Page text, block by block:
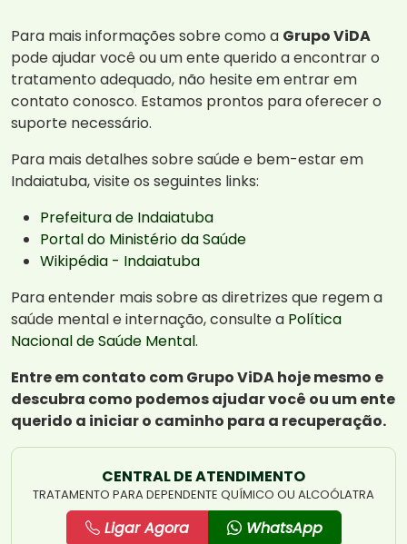
Para mais informações sobre como a Grupo ViDA
pode ajudar você ou um ente querido a encontrar o
tratamento adequado, não hesite em entrar em
contato conosco. Estamos prontos para oferecer o
suporte necessário.
Para mais detalhes sobre saúde e bem-estar em
Indaiatuba, visite os seguintes links:
Prefeitura de Indaiatuba
Portal do Ministério da Saúde
Wikipédia - Indaiatuba
Para entender mais sobre as diretrizes que regem a
saúde mental e internação, consulte a Política
Nacional de Saúde Mental.
Entre em contato com Grupo ViDA hoje mesmo e
descubra como podemos ajudar você ou um ente
querido a iniciar o caminho para a recuperação.
CENTRAL DE ATENDIMENTO
TRATAMENTO PARA DEPENDENTE QUÍMICO OU ALCOÓLATRA
Ligar Agora WhatsApp